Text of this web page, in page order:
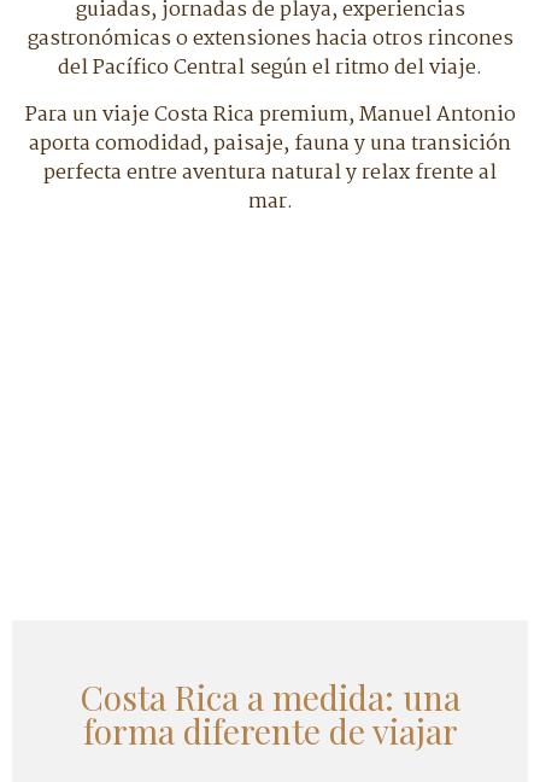
guiadas, jornadas de playa, experiencias
gastronómicas o extensiones hacia otros rincones
del Pacífico Central según el ritmo del viaje.
Para un viaje Costa Rica premium, Manuel Antonio
aporta comodidad, paisaje, fauna y una transición
perfecta entre aventura natural y relax frente al
mar.
Costa Rica a medida: una
forma diferente de viajar